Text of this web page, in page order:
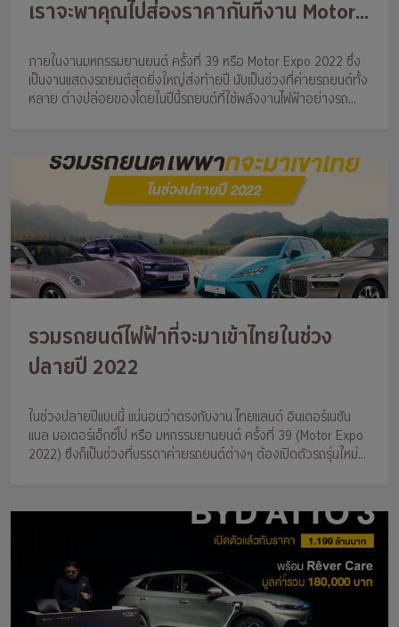
เราจะพาคุณไปส่องราคากันที่งาน Motor
ภายในงานมหกรรมยานยนต์ ครั้งที่ 39 หรือ Motor Expo 2022 ซึ่ง
เป็นงานแสดงรถยนต์สุดยิ่งใหญ่ส่งท้ายปี นับเป็นช่วงที่ค่ายรถยนต์ทั้ง
หลาย ต่างปล่อยของโดยในปีนี้รถยนต์ที่ใช้พลังงานไฟฟ้าอย่างรถ
รวมรถยนต์ไฟฟ้าที่จะมาเข้าไทยในช่วง
ปลายปี 2022
ในช่วงปลายปีแบบนี้ แน่นอนว่าตรงกับงาน ไทยแลนด์ อินเตอร์เนชัน
แนล มอเตอร์เอ็กซ์โป หรือ มหกรรมยานยนต์ ครั้งที่ 39 (Motor Expo
2022) ซึงก็เป็นช่วงที่บรรดาค่ายรถยนต์ต่างๆ ต้องเปิดตัวรถรุ่นใหม่ๆ